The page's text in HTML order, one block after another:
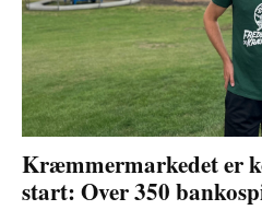
Kræmmermarkedet er
start: Over 350